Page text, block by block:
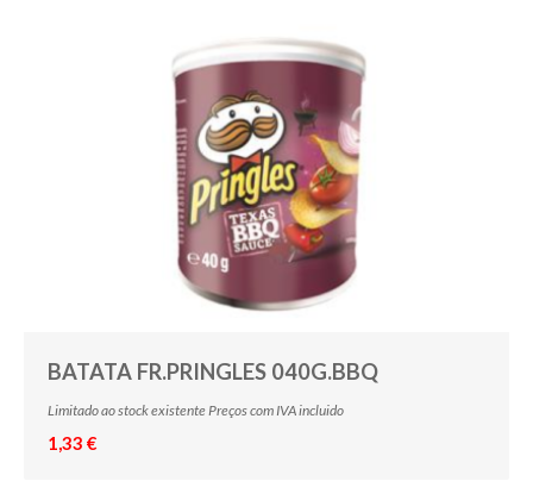
BATATA FR.PRINGLES 040G.BBQ
Limitado ao stock existente Preços com IVA incluido
1,33 €